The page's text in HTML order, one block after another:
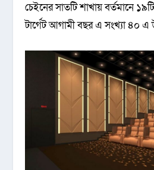
চেইনের সাতটি শাখায় বর্তমানে
টার্গেট আগামী বছর এ সংখ্যা ৪০ এ